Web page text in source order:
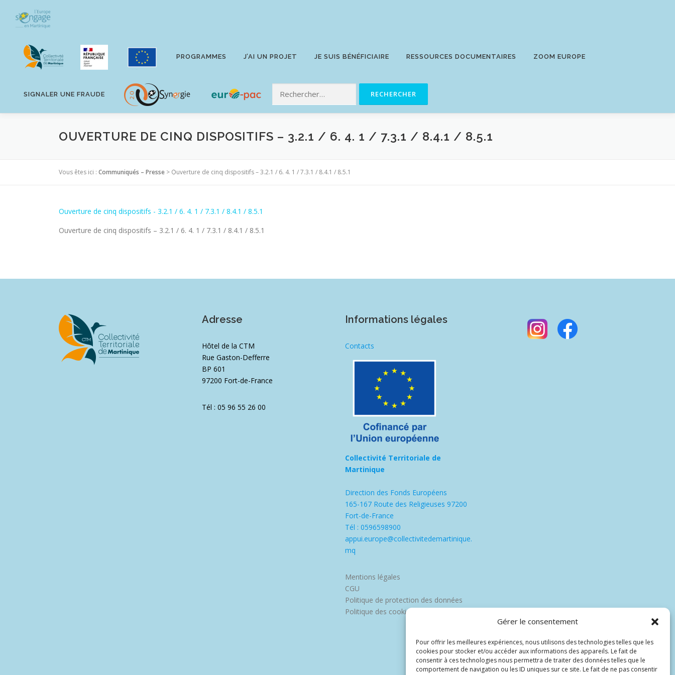
Gérer le consentement
Pour offrir les meilleures expériences, nous utilisons des technologies telles que les
cookies pour stocker et/ou accéder aux informations des appareils. Le fait de
consentir à ces technologies nous permettra de traiter des données telles que le
comportement de navigation ou les ID uniques sur ce site. Le fait de ne pas consentir
contenu
PROGRAMMES J’AI UN PROJET JE SUIS BÉNÉFICIAIRE RESSOURCES DOCUMENTAIRES ZOOM EUROPE
SIGNALER UNE FRAUDE
OUVERTURE DE CINQ DISPOSITIFS – 3.2.1 / 6. 4. 1 / 7.3.1 / 8.4.1 / 8.5.1
Vous êtes ici : Communiqués – Presse > Ouverture de cinq dispositifs – 3.2.1 / 6. 4. 1 / 7.3.1 / 8.4.1 / 8.5.1
Ouverture de cinq dispositifs - 3.2.1 / 6. 4. 1 / 7.3.1 / 8.4.1 / 8.5.1
Ouverture de cinq dispositifs – 3.2.1 / 6. 4. 1 / 7.3.1 / 8.4.1 / 8.5.1
Adresse
Hôtel de la CTM
Rue Gaston-Defferre
BP 601
97200 Fort-de-France
Tél : 05 96 55 26 00
Informations légales
Contacts
Collectivité Territoriale de
Martinique
Direction des Fonds Européens
165-167 Route des Religieuses 97200
Fort-de-France
Tél : 0596598900
appui.europe@collectivitedemartinique.
mq
Mentions légales
CGU
Politique de protection des données
Politique des cookies